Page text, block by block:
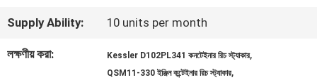
PRIVACY
Supply Ability: 10 units per month
লক্ষণীয় করা: Kessler D102PL341 কনটেইনার রিচ স্ট্যাকার,
QSM11-330 ইঞ্জিন কন্টেইনার রিচ স্ট্যাকার,